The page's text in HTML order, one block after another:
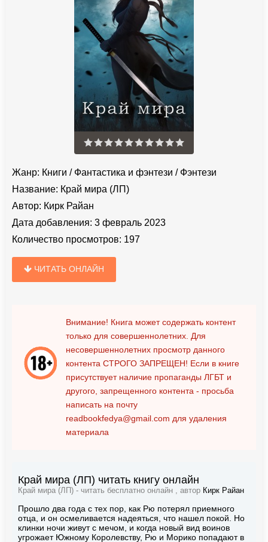
Жанр: Книги / Фантастика и фэнтези / Фэнтези
Название: Край мира (ЛП)
Автор: Кирк Райан
Дата добавления: 3 февраль 2023
Количество просмотров: 197
ЧИТАТЬ ОНЛАЙН
Внимание! Книга может содержать контент
только для совершеннолетних. Для
несовершеннолетних просмотр данного
контента СТРОГО ЗАПРЕЩЕН! Если в книге
присутствует наличие пропаганды ЛГБТ и
другого, запрещенного контента - просьба
написать на почту
readbookfedya@gmail.com для удаления
материала
Край мира (ЛП) читать книгу онлайн
Край мира (ЛП) - читать бесплатно онлайн , автор Кирк Райан
Прошло два года с тех пор, как Рю потерял приемного
отца, и он осмеливается надеяться, что нашел покой. Но
клинки ночи живут с мечом, и когда новый вид воинов
угрожает Южному Королевству, Рю и Морико попадают в